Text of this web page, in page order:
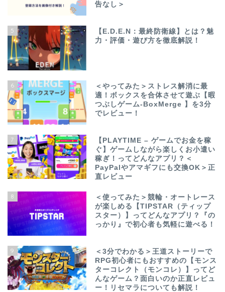
告なし＞
5
【E.D.E.N：最終防衛線】とは？魅
力・評価・遊び方を徹底解説！
6
＜やってみた＞ストレス解消に最
適！ボックスを合体させて遊ぶ【暇
つぶしゲーム-BoxMerge 】を3分
でレビュー！
7
【PLAYTIME – ゲームでお金を稼
ぐ】ゲームしながら楽しくお小遣い
稼ぎ！ってどんなアプリ？＜
PayPalやアマギフにも交換OK＞正
直レビュー
8
＜使ってみた＞競輪・オートレース
が楽しめる【TIPSTAR（ティップ
スター）】ってどんなアプリ？『の
っかり』で初心者も気軽に遊べる！
9
＜3分でわかる＞王道ストーリーで
RPG初心者にもおすすめの【モンス
ターコレクト（モンコレ）】ってど
んなゲーム？面白いのか正直レビュ
ー！リセマラについても解説！